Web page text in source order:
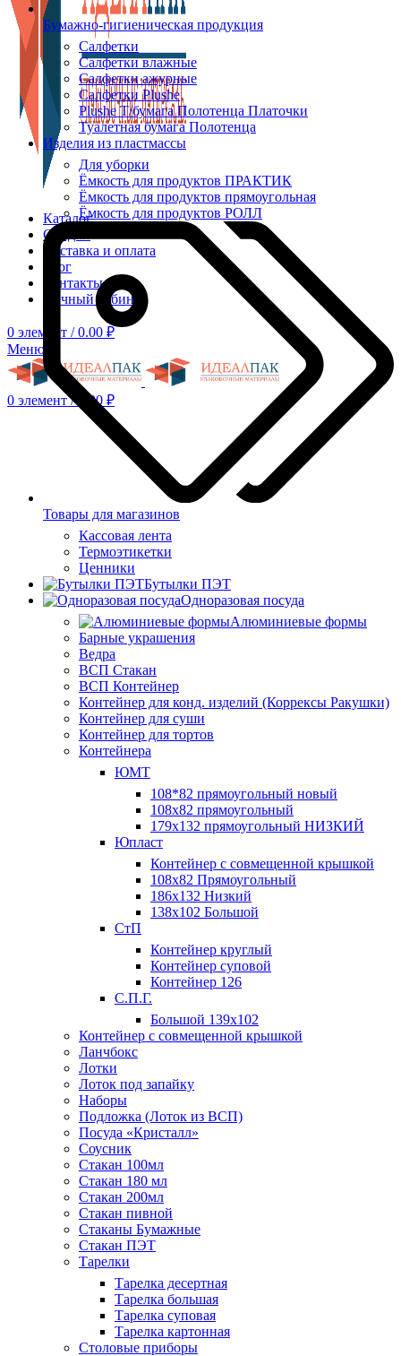
Каталог
Скидки
Доставка и оплата
Блог
Контакты
Личный кабинет
0 элемент / 0.00 ₽
Меню
0 элемент / 0.00 ₽
Бумажно-гигиеническая продукция
Салфетки
Салфетки влажные
Салфетки ажурные
Салфетки Plushe
Plushe Т/бумага Полотенца Платочки
Туалетная бумага Полотенца
Изделия из пластмассы
Для уборки
Ёмкость для продуктов ПРАКТИК
Ёмкость для продуктов прямоугольная
Ёмкость для продуктов РОЛЛ
Товары для магазинов
Кассовая лента
Термоэтикетки
Ценники
Бутылки ПЭТ
Одноразовая посуда
Алюминиевые формы
Барные украшения
Ведра
ВСП Стакан
ВСП Контейнер
Контейнер для конд. изделий (Коррексы Ракушки)
Контейнер для суши
Контейнер для тортов
Контейнера
ЮМТ
108*82 прямоугольный новый
108х82 прямоугольный
179х132 прямоугольный НИЗКИЙ
Юпласт
Контейнер с совмещенной крышкой
108х82 Прямоугольный
186х132 Низкий
138х102 Большой
СтП
Контейнер круглый
Контейнер суповой
Контейнер 126
С.П.Г.
Большой 139х102
Контейнер с совмещенной крышкой
Ланчбокс
Лотки
Лоток под запайку
Наборы
Подложка (Лоток из ВСП)
Посуда «Кристалл»
Соусник
Стакан 100мл
Стакан 180 мл
Стакан 200мл
Стакан пивной
Стаканы Бумажные
Стакан ПЭТ
Тарелки
Тарелка десертная
Тарелка большая
Тарелка суповая
Тарелка картонная
Столовые приборы